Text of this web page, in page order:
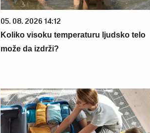
05. 08. 2026 14:12
Koliko visoku temperaturu ljudsko telo
može da izdrži?